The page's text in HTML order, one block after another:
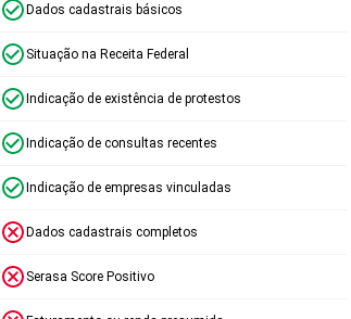
Dados cadastrais básicos
Situação na Receita Federal
Indicação de existência de protestos
Indicação de consultas recentes
Indicação de empresas vinculadas
Dados cadastrais completos
Serasa Score Positivo